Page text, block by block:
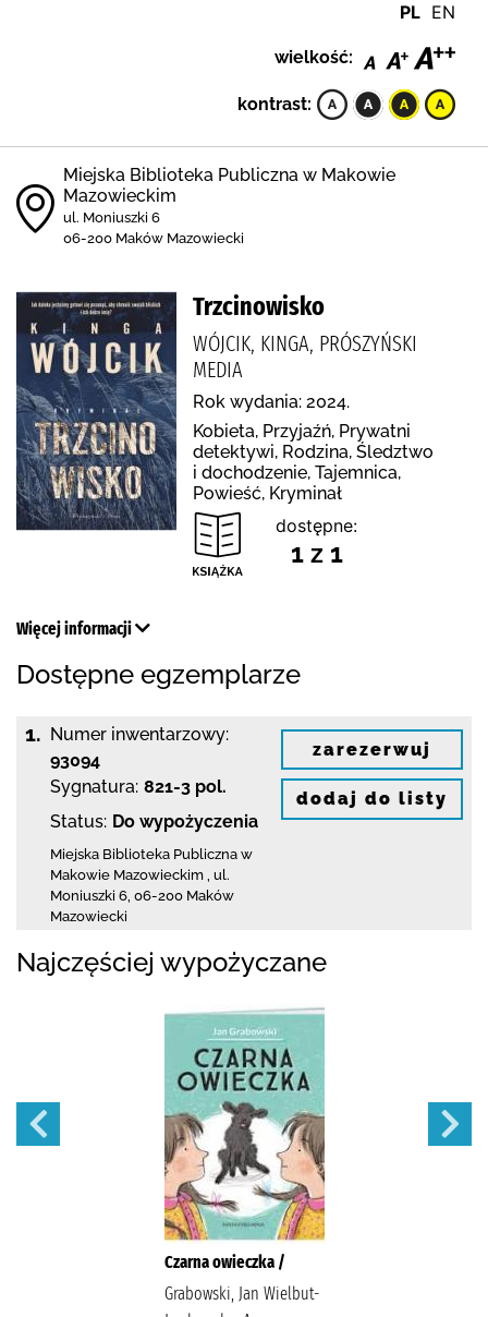
PL EN
wielkość:
kontrast:
Miejska Biblioteka Publiczna w Makowie
Mazowieckim
ul. Moniuszki 6
06-200 Maków Mazowiecki
Trzcinowisko
WÓJCIK, KINGA, PRÓSZYŃSKI
MEDIA
Rok wydania: 2024.
Kobieta, Przyjaźń, Prywatni
detektywi, Rodzina, Śledztwo
i dochodzenie, Tajemnica,
Powieść, Kryminał
dostępne:
1 z 1
Więcej informacji
Dostępne egzemplarze
1. Numer inwentarzowy:
93094
Sygnatura: 821-3 pol.
Status: Do wypożyczenia
Miejska Biblioteka Publiczna w
Makowie Mazowieckim ul.
Moniuszki 6 06-200 Maków
Mazowiecki
zarezerwuj
dodaj do listy
Najczęściej wypożyczane
Czarna owieczka /
Grabowski, Jan Wielbut-